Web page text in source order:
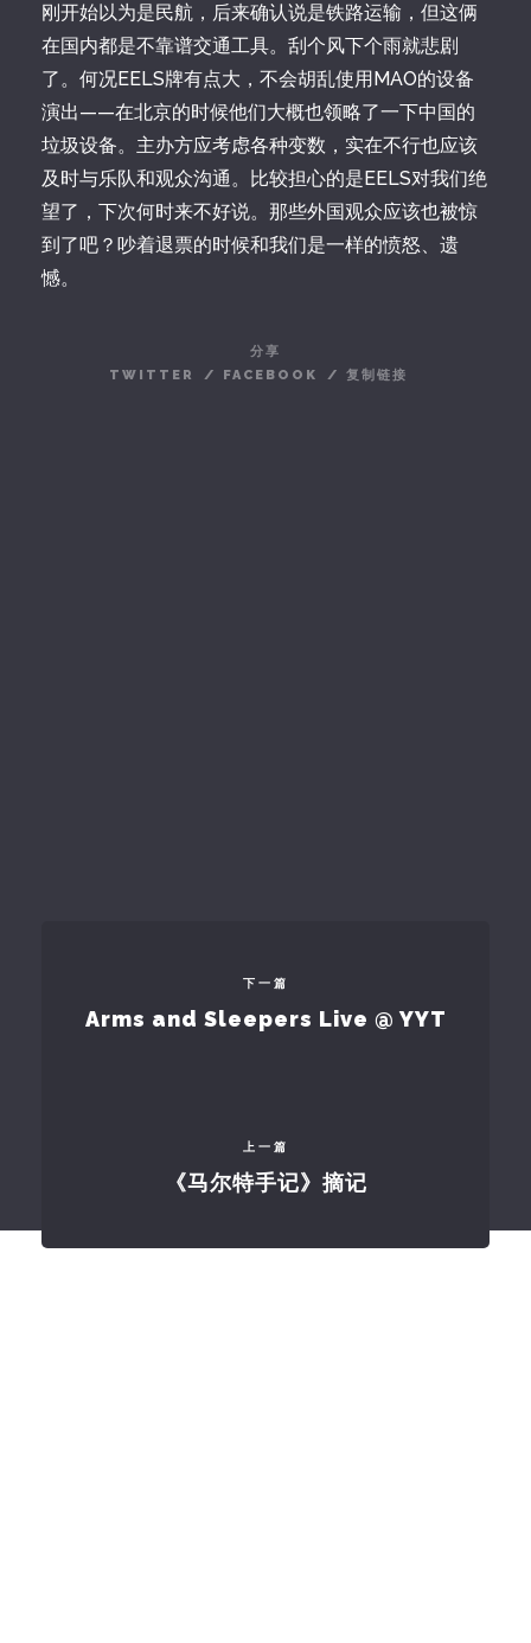
刚开始以为是民航，后来确认说是铁路运输，但这俩
在国内都是不靠谱交通工具。刮个风下个雨就悲剧
了。何况EELS牌有点大，不会胡乱使用MAO的设备
演出——在北京的时候他们大概也领略了一下中国的
垃圾设备。主办方应考虑各种变数，实在不行也应该
及时与乐队和观众沟通。比较担心的是EELS对我们绝
望了，下次何时来不好说。那些外国观众应该也被惊
到了吧？吵着退票的时候和我们是一样的愤怒、遗
憾。
分享
TWITTER
/ FACEBOOK / 复制链接
下一篇
Arms and Sleepers Live @ YYT
上一篇
《马尔特手记》摘记